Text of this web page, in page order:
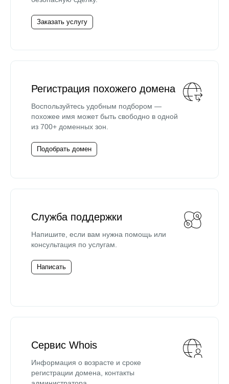
Заказать услугу
Регистрация похожего домена
Воспользуйтесь удобным подбором —
похожее имя может быть свободно в одной
из 700+ доменных зон.
Подобрать домен
Служба поддержки
Напишите, если вам нужна помощь или
консультация по услугам.
Написать
Сервис Whois
Информация о возрасте и сроке
регистрации домена, контакты